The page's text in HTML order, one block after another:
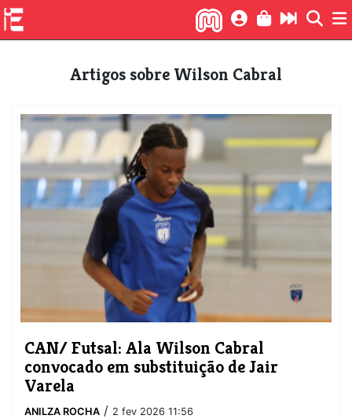
Artigos sobre Wilson Cabral
CAN/ Futsal: Ala Wilson Cabral
convocado em substituição de Jair
Varela
ANILZA ROCHA / 2 fev 2026 11:56